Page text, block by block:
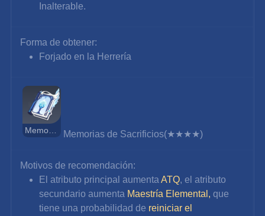
Inalterable.
Forma de obtener:
Forjado en la Herrería
Memorias de Sacrificios Memorias de Sacrificios(★★★★)
Motivos de recomendación:
El atributo principal aumenta ATQ, el atributo
secundario aumenta Maestría Elemental, que
tiene una probabilidad de reiniciar el